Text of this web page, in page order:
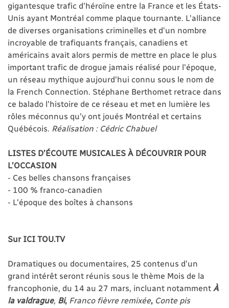
gigantesque trafic d'héroïne entre la France et les États-
Unis ayant Montréal comme plaque tournante. L'alliance
de diverses organisations criminelles et d'un nombre
incroyable de trafiquants français, canadiens et
américains avait alors permis de mettre en place le plus
important trafic de drogue jamais réalisé pour l'époque,
un réseau mythique aujourd'hui connu sous le nom de
la French Connection. Stéphane Berthomet retrace dans
ce balado l'histoire de ce réseau et met en lumière les
rôles méconnus qu'y ont joués Montréal et certains
Québécois. Réalisation : Cédric Chabuel
LISTES D’ÉCOUTE MUSICALES À DÉCOUVRIR POUR
L’OCCASION
- Ces belles chansons françaises
- 100 % franco-canadien
- L'époque des boîtes à chansons
Sur ICI TOU.TV
Dramatiques ou documentaires, 25 contenus d’un
grand intérêt seront réunis sous le thème Mois de la
francophonie, du 14 au 27 mars, incluant notamment À
la valdrague, Bi, Franco fièvre remixée, Conte pis